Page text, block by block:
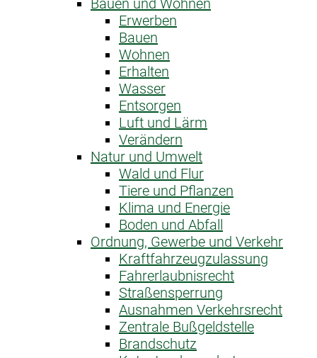
Bauen und Wohnen
Erwerben
Bauen
Wohnen
Erhalten
Wasser
Entsorgen
Luft und Lärm
Verändern
Natur und Umwelt
Wald und Flur
Tiere und Pflanzen
Klima und Energie
Boden und Abfall
Ordnung, Gewerbe und Verkehr
Kraftfahrzeug­zulassung
Fahrerlaubnis­recht
Straßensperrung
Ausnahme­n Verkehrsrecht
Zentrale Bußgeldstelle
Brandschutz